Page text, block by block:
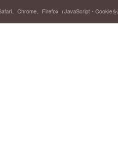
、Chrome、Firefox（JavaScript・Cookie